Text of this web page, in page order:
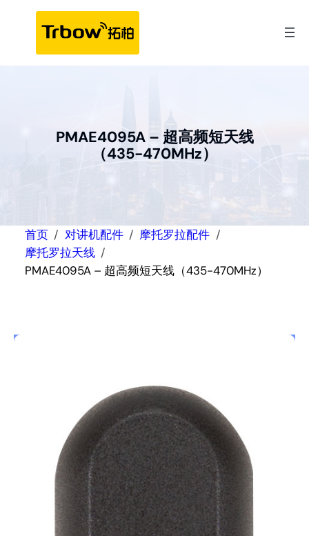
PMAE4095A – 超高频短天线
（435-470MHz）
首页 对讲机配件
摩托罗拉配件
摩托罗拉天线
PMAE4095A – 超高频短天线（435-470MHz）